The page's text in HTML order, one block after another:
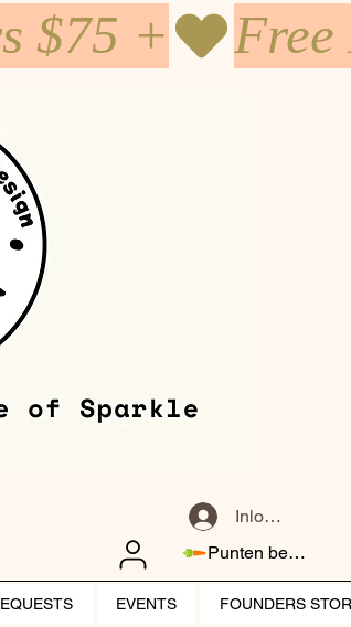
$75 +
Inloggen
Punten bekijken
EVENTS FOUNDERS